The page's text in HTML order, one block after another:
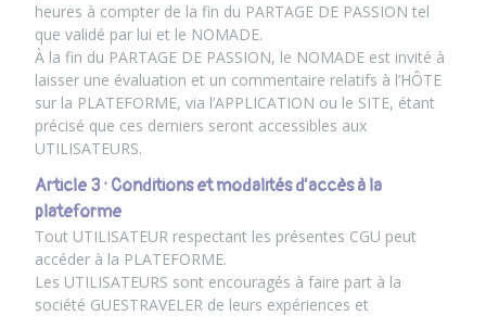
heures à compter de la fin du PARTAGE DE PASSION tel
que validé par lui et le NOMADE.
À la fin du PARTAGE DE PASSION, le NOMADE est invité à
laisser une évaluation et un commentaire relatifs à l’HÔTE
sur la PLATEFORME, via l’APPLICATION ou le SITE, étant
précisé que ces derniers seront accessibles aux
UTILISATEURS.
Article 3 : Conditions et modalités d’accès à la
plateforme
Tout UTILISATEUR respectant les présentes CGU peut
accéder à la PLATEFORME.
Les UTILISATEURS sont encouragés à faire part à la
société GUESTRAVELER de leurs expériences et